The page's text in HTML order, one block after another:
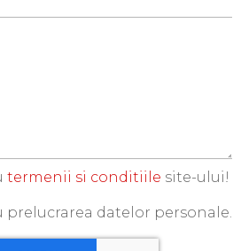
termenii si conditiile site-ului!
prelucrarea datelor personale.